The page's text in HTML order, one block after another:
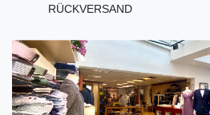
RÜCKVERSAND